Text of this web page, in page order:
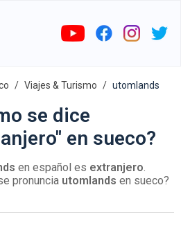
Viajes & Turismo utomlands
se dice
en sueco?
en español es extranjero.
pronuncia utomlands en sueco?